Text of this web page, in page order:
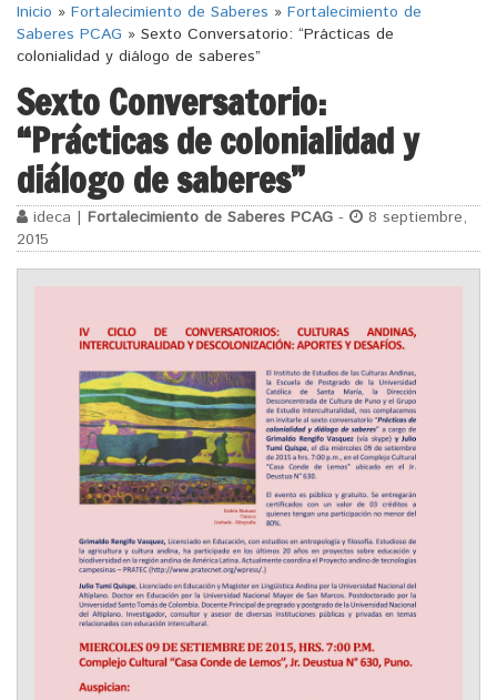
Inicio » Fortalecimiento de Saberes » Fortalecimiento de
Saberes PCAG » Sexto Conversatorio: “Prácticas de
colonialidad y diálogo de saberes”
Sexto Conversatorio:
“Prácticas de colonialidad y
diálogo de saberes”
ideca | Fortalecimiento de Saberes PCAG -
8 septiembre,
2015